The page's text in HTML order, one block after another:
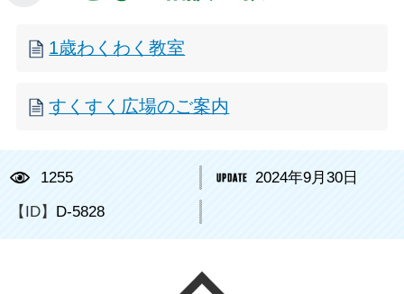
1歳わくわく教室
すくすく広場のご案内
1255 2024年9月30日
【ID】 D-5828